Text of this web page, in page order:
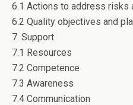
6.1 Actions to address risks
6.2 Quality objectives and
7. Support
7.1 Resources
7.2 Competence
7.3 Awareness
7.4 Communication